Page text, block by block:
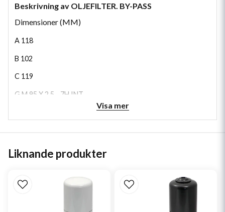
Beskrivning av OLJEFILTER. BY-PASS
Dimensioner (MM)
A 118
B 102
C 119
G M 95 X 2.5 - 7H INT
Visa mer
Liknande produkter